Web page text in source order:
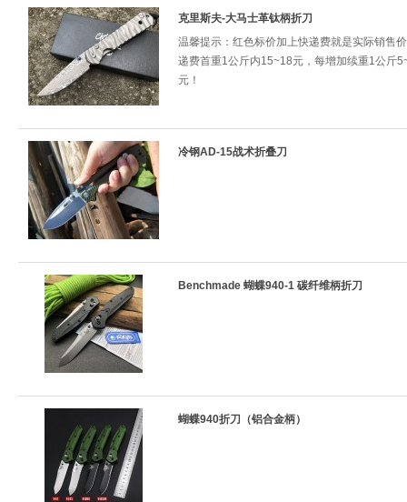
克里斯夫-大马士革钛柄折刀
温馨提示：红色标价加上快递费就是实际销售
递费首重1公斤内15~18元，每增加续重1公斤
元！
冷钢AD-15战术折叠刀
Benchmade 蝴蝶940-1 碳纤维柄折刀
蝴蝶940折刀（铝合金柄）